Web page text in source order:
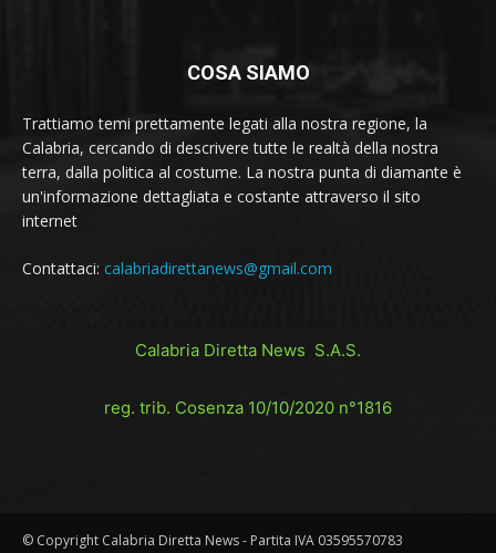
COSA SIAMO
Trattiamo temi prettamente legati alla nostra regione, la
Calabria, cercando di descrivere tutte le realtà della nostra
terra, dalla politica al costume. La nostra punta di diamante è
un'informazione dettagliata e costante attraverso il sito
internet
Contattaci: calabriadirettanews@gmail.com
Calabria Diretta News S.A.S.
reg. trib. Cosenza 10/10/2020 n°1816
© Copyright Calabria Diretta News - Partita IVA 03595570783